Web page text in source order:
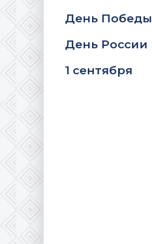
День Победы
День России
1 сентября